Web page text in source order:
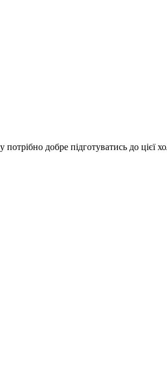
добре підготуватись до цієї